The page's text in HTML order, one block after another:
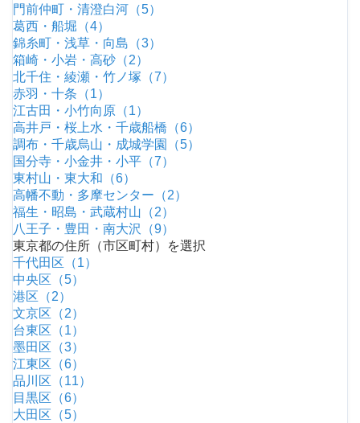
門前仲町・清澄白河（5）
葛西・船堀（4）
錦糸町・浅草・向島（3）
箱崎・小岩・高砂（2）
北千住・綾瀬・竹ノ塚（7）
赤羽・十条（1）
江古田・小竹向原（1）
高井戸・桜上水・千歳船橋（6）
調布・千歳烏山・成城学園（5）
国分寺・小金井・小平（7）
東村山・東大和（6）
高幡不動・多摩センター（2）
福生・昭島・武蔵村山（2）
八王子・豊田・南大沢（9）
東京都の住所（市区町村）を選択
千代田区（1）
中央区（5）
港区（2）
文京区（2）
台東区（1）
墨田区（3）
江東区（6）
品川区（11）
目黒区（6）
大田区（5）